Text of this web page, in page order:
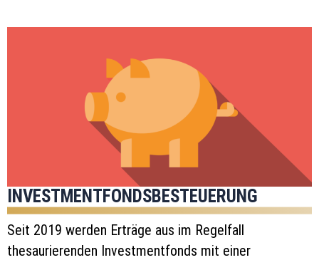
INVESTMENTFONDSBESTEUERUNG
Seit 2019 werden Erträge aus im Regelfall
thesaurierenden Investmentfonds mit einer